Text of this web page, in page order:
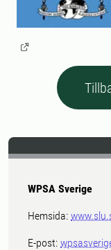
WPSA Sverige
Hemsida:
E-post: